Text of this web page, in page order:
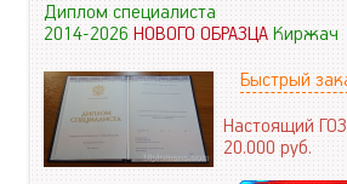
Диплом специалиста
2014-2026НОВОГО ОБРАЗЦАКиржач
Быстрый
Настоящий
20.000руб.